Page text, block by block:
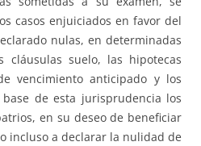
casos enjuiciados en favor del
nulas, en determinadas
cláusulas suelo, las hipotecas
vencimiento anticipado y los
de esta jurisprudencia los
en su deseo de beneficiar
incluso a declarar la nulidad de